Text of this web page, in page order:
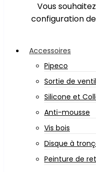
Vous
configuration
Accessoires
Pipeco
Sortie de
Silicone et
Anti-mousse
Vis bois
Disque à
Peinture de